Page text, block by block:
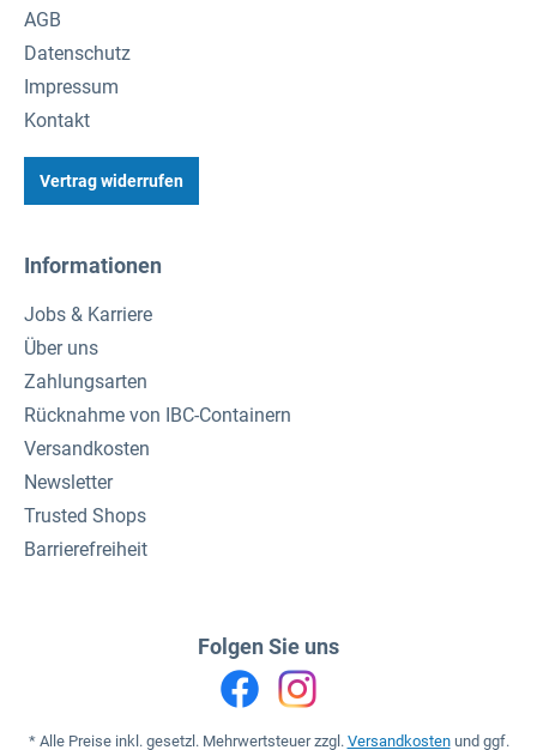
AGB
Datenschutz
Impressum
Kontakt
Vertrag widerrufen
Informationen
Jobs & Karriere
Über uns
Zahlungsarten
Rücknahme von IBC-Containern
Versandkosten
Newsletter
Trusted Shops
Barrierefreiheit
Folgen Sie uns
* Alle Preise inkl. gesetzl. Mehrwertsteuer zzgl. Versandkostenund ggf.